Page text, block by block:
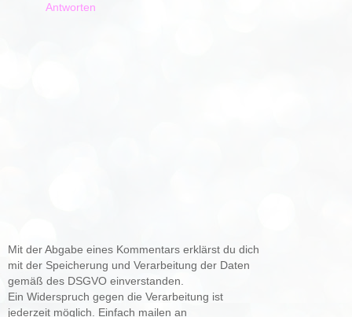
Antworten
Mit der Abgabe eines Kommentars erklärst du dich
mit der Speicherung und Verarbeitung der Daten
gemäß des DSGVO einverstanden.
Ein Widerspruch gegen die Verarbeitung ist
jederzeit möglich. Einfach mailen an